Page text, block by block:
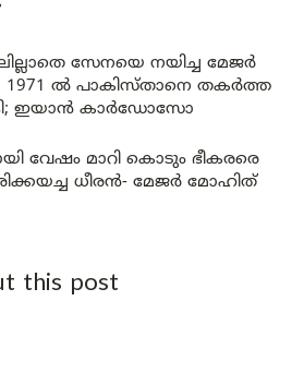
സേനയെ നയിച്ച മേജർ
ൽ പാകിസ്താനെ തകർത്ത
ഇയാൻ കാർഡോസോ
വേഷം മാറി കൊടും ഭീകരരെ
ധീരൻ- മേജർ മോഹിത്
this post